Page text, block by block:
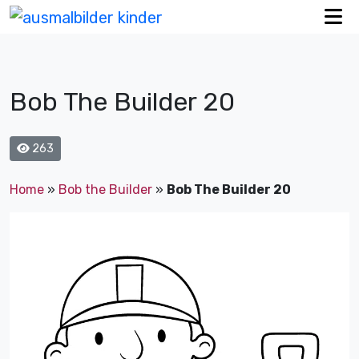
Bob The Builder 20
263
Home » Bob the Builder » Bob The Builder 20